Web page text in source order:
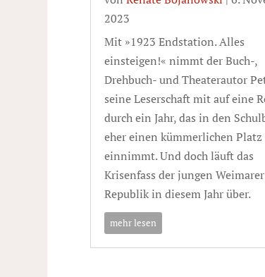
2023
Mit »1923 Endstation. Alles
einsteigen!« nimmt der Buch-,
Drehbuch- und Theaterautor
seine Leserschaft mit auf eine
durch ein Jahr, das in den
eher einen kümmerlichen Platz
einnimmt. Und doch läuft das
Krisenfass der jungen Weimarer
Republik in diesem Jahr über.
mehr lesen